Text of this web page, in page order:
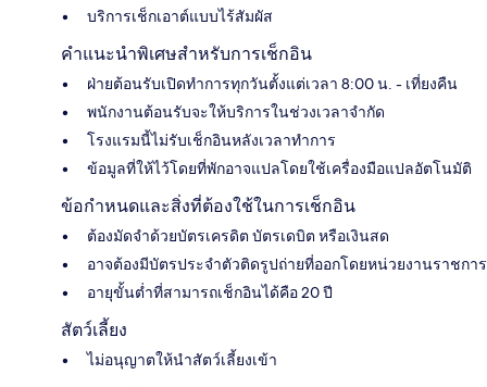
บริการเช็กเอาต์แบบไร้สัมผัส
คำแนะนำพิเศษสำหรับการเช็กอิน
ฝ่ายต้อนรับเปิดทำการทุกวันตั้งแต่เวลา 8:00 น. - เที่ยงคืน
พนักงานต้อนรับจะให้บริการในช่วงเวลาจำกัด
โรงแรมนี้ไม่รับเช็กอินหลังเวลาทำการ
ข้อมูลที่ให้ไว้โดยที่พักอาจแปลโดยใช้เครื่องมือแปลอัตโนมัติ
ข้อกำหนดและสิ่งที่ต้องใช้ในการเช็กอิน
ต้องมัดจำด้วยบัตรเครดิต บัตรเดบิต หรือเงินสด
อาจต้องมีบัตรประจำตัวติดรูปถ่ายที่ออกโดยหน่วยงานราชการ
อายุขั้นต่ำที่สามารถเช็กอินได้คือ 20 ปี
สัตว์เลี้ยง
ไม่อนุญาตให้นำสัตว์เลี้ยงเข้า